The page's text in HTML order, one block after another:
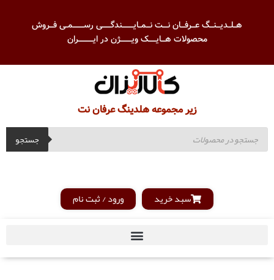
هــلــدیـــنـــگ عـــرفـــان نــــت نـــمــایـــــــــندگـــــــی رســـــــــمــی فـــروش
محصولات هـــایــــــک ویـــــــــژن در ایــــــــــــران
زیر مجموعه هلدینگ عرفان نت
جستجو
سبد خرید ورود / ثبت نام